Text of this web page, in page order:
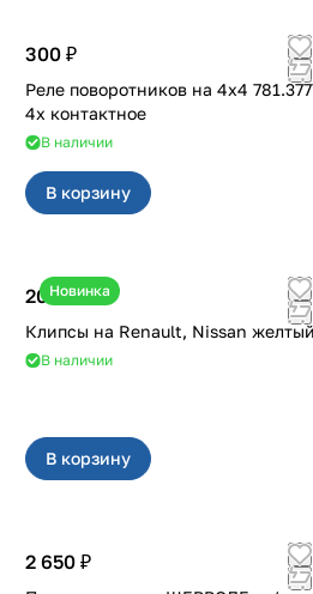
300 ₽
Реле поворотников на 4х4 781.3777
4х контактное
В наличии
В корзину
Новинка
20 ₽
Клипсы на Renault, Nissan желтый
В наличии
В корзину
2 650 ₽